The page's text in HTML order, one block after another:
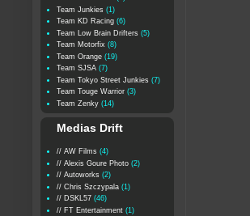
Team Junkies (1)
Team KD Racing (6)
Team Low Brain Drifters (5)
Team Motorfix (8)
Team Orange (19)
Team SJSA (7)
Team Tokyo Street Junkies (7)
Team Touge Warrior (3)
Team Zenky (14)
Medias Drift
// AW Films (4)
// Alexis Goure Photo (2)
// Autoworks (2)
// Chris Szczypala (1)
// DSKL57 (46)
// FT Entertainment (1)